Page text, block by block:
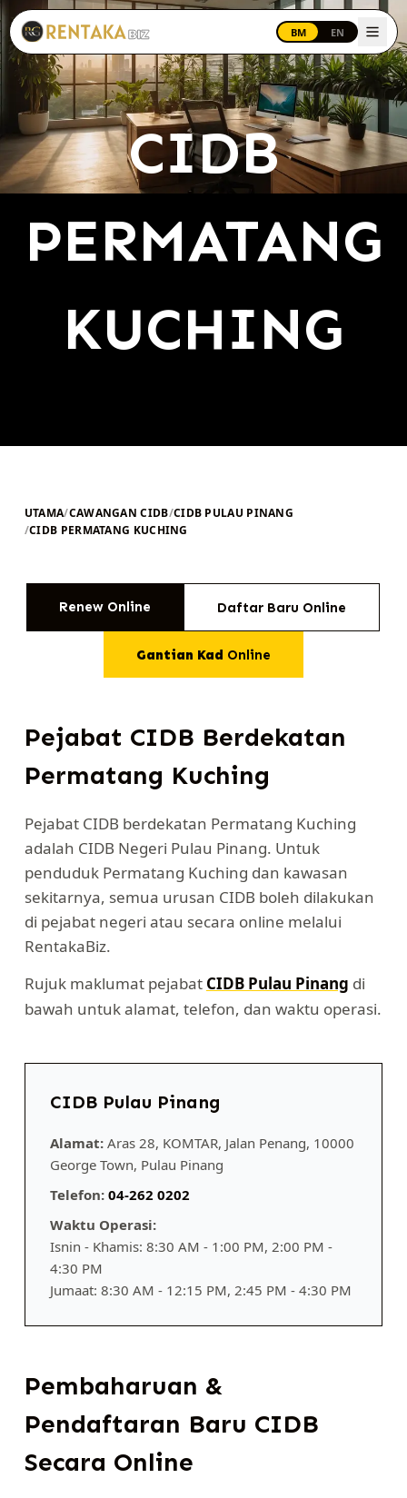
Langkau ke kandungan utama
BM EN
CIDB
PERMATANG
KUCHING
UTAMA/CAWANGAN CIDB/CIDB PULAU PINANG
/CIDB PERMATANG KUCHING
Renew Online Daftar Baru Online
Gantian Kad Online
Pejabat CIDB Berdekatan
Permatang Kuching
Pejabat CIDB berdekatan Permatang Kuching
adalah CIDB Negeri Pulau Pinang. Untuk
penduduk Permatang Kuching dan kawasan
sekitarnya, semua urusan CIDB boleh dilakukan
di pejabat negeri atau secara online melalui
RentakaBiz.
Rujuk maklumat pejabat CIDB Pulau Pinang di
bawah untuk alamat, telefon, dan waktu operasi.
CIDB Pulau Pinang
Alamat:Aras 28, KOMTAR, Jalan Penang, 10000
George Town, Pulau Pinang
Telefon: 04-262 0202
Waktu Operasi:
Isnin - Khamis: 8:30 AM - 1:00 PM, 2:00 PM -
4:30 PM
Jumaat: 8:30 AM - 12:15 PM, 2:45 PM - 4:30 PM
Pembaharuan &
Pendaftaran Baru CIDB
Secara Online